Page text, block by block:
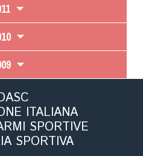
ITALIANA
SPORTIVE
SPORTIVA